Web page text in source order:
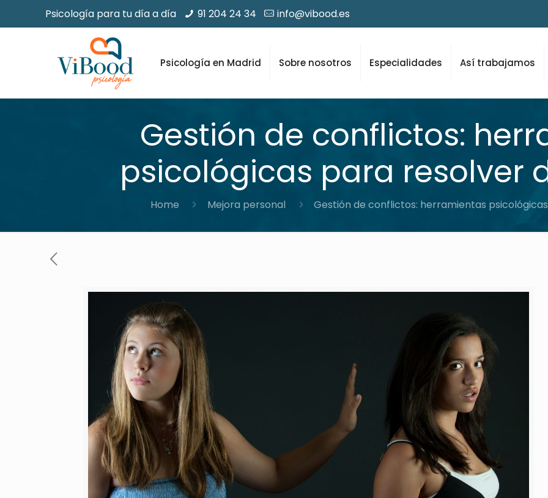
Psicología para tu día a día 91 204 24 34 info@vibood.es
Psicología en Madrid Sobre nosotros Especialidades Así trabajamos
Gestión de conflictos:
psicológicas para resolver
Home Mejora personal Gestión de conflictos: herramientas